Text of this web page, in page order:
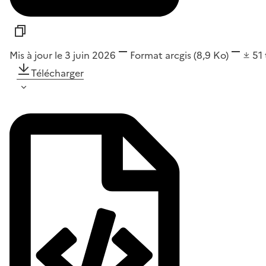
Mis à jour le 3 juin 2026 Format arcgis(8,9 Ko) 51
Télécharger